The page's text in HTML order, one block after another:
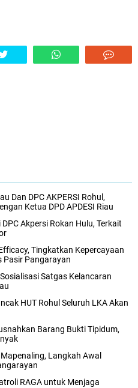
Dan DPC AKPERSI Rohul,
Ketua DPD APDESI Riau
Akpersi Rokan Hulu, Terkait
Tingkatkan Kepercayaan
Pasir Pangarayan
Satgas Kelancaran
HUT Rohul Seluruh LKA Akan
Barang Bukti Tipidum,
Langkah Awal
RAGA untuk Menjaga